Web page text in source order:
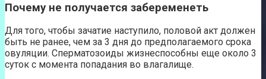
Почему не получается забеременеть
Для того, чтобы зачатие наступило, половой акт должен
быть не ранее, чем за 3 дня до предполагаемого срока
овуляции. Сперматозоиды жизнеспособны еще около 3
суток с момента попадания во влагалище.